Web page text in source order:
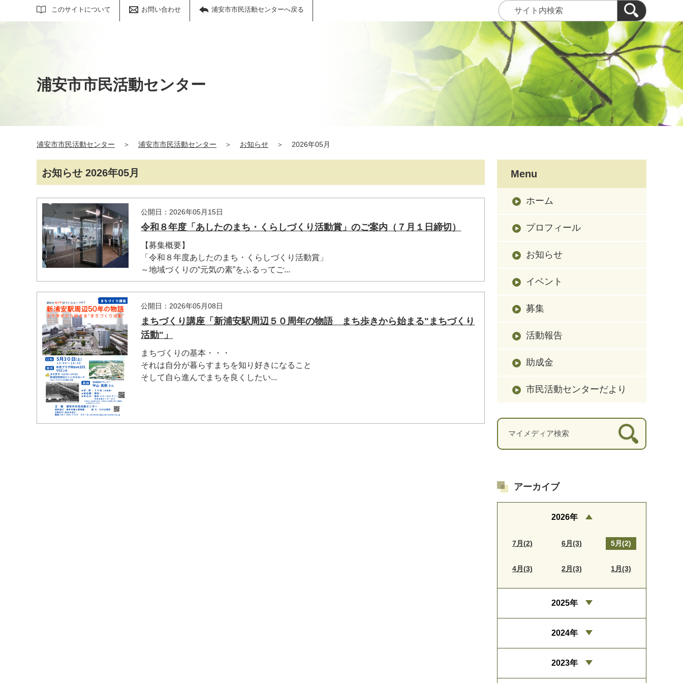
このサイトについて お問い合わせ 浦安市市民活動センターへ戻る
サイト内検索
浦安市市民活動センター
浦安市市民活動センター ＞ 浦安市市民活動センター ＞ お知らせ ＞ 2026年05月
お知らせ 2026年05月
公開日：2026年05月15日
令和８年度「あしたのまち・くらしづくり活動賞」のご案内（７月１日締切）
【募集概要】
「令和８年度あしたのまち・くらしづくり活動賞」
～地域づくりの“元気の素”をふるってご...
公開日：2026年05月08日
まちづくり講座「新浦安駅周辺５０周年の物語 まち歩きから始まる"まちづくり
活動"」
まちづくりの基本・・・
それは自分が暮らすまちを知り好きになること
そして自ら進んでまちを良くしたい...
Menu
ホーム
プロフィール
お知らせ
イベント
募集
活動報告
助成金
市民活動センターだより
マイメディア検索
アーカイブ
2026年
7月(2) 6月(3) 5月(2)
4月(3) 2月(3) 1月(3)
2025年
2024年
2023年